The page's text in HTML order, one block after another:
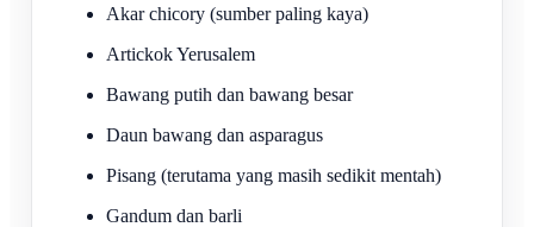
Akar chicory (sumber paling kaya)
Artickok Yerusalem
Bawang putih dan bawang besar
Daun bawang dan asparagus
Pisang (terutama yang masih sedikit mentah)
Gandum dan barli